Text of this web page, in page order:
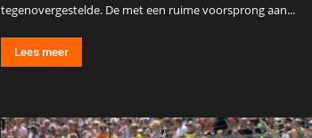
tegenovergestelde. De met een ruime voorsprong aan...
Lees meer